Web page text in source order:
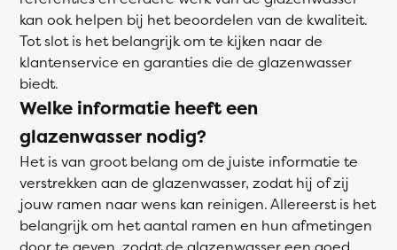
kan ook helpen bij het beoordelen van de kwaliteit.
Tot slot is het belangrijk om te kijken naar de
klantenservice en garanties die de glazenwasser
biedt.
Welke informatie heeft een
glazenwasser nodig?
Het is van groot belang om de juiste informatie te
verstrekken aan de glazenwasser, zodat hij of zij
jouw ramen naar wens kan reinigen. Allereerst is het
belangrijk om het aantal ramen en hun afmetingen